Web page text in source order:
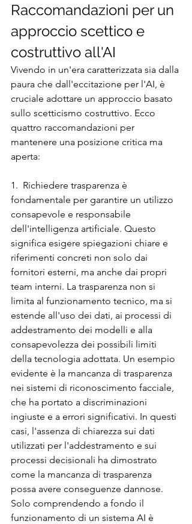
Raccomandazioni per un
approccio scettico e
costruttivo all'AI
Vivendo in un'era caratterizzata sia dalla
paura che dall'eccitazione per l'AI, è
cruciale adottare un approccio basato
sullo scetticismo costruttivo. Ecco
quattro raccomandazioni per
mantenere una posizione critica ma
aperta:
1.  Richiedere trasparenza è
fondamentale per garantire un utilizzo
consapevole e responsabile
dell'intelligenza artificiale. Questo
significa esigere spiegazioni chiare e
riferimenti concreti non solo dai
fornitori esterni, ma anche dai propri
team interni. La trasparenza non si
limita al funzionamento tecnico, ma si
estende all'uso dei dati, ai processi di
addestramento dei modelli e alla
consapevolezza dei possibili limiti
della tecnologia adottata. Un esempio
evidente è la mancanza di trasparenza
nei sistemi di riconoscimento facciale,
che ha portato a discriminazioni
ingiuste e a errori significativi. In questi
casi, l'assenza di chiarezza sui dati
utilizzati per l'addestramento e sui
processi decisionali ha dimostrato
come la mancanza di trasparenza
possa avere conseguenze dannose.
Solo comprendendo a fondo il
funzionamento di un sistema AI è